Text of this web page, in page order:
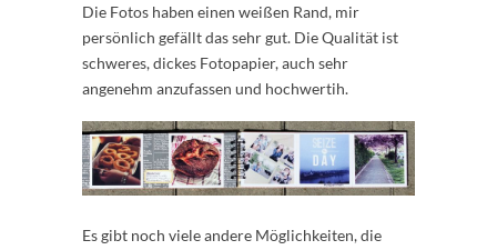
Die Fotos haben einen weißen Rand, mir
persönlich gefällt das sehr gut. Die Qualität ist
schweres, dickes Fotopapier, auch sehr
angenehm anzufassen und hochwertih.
Es gibt noch viele andere Möglichkeiten, die